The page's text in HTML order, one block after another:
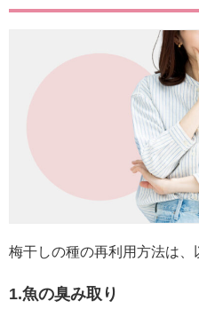
梅干しの種の再利用方法は、
1.魚の臭み取り